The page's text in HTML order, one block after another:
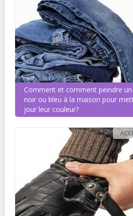
Comment et comment peindre
noir ou bleu à la maison pour
jour leur couleur?